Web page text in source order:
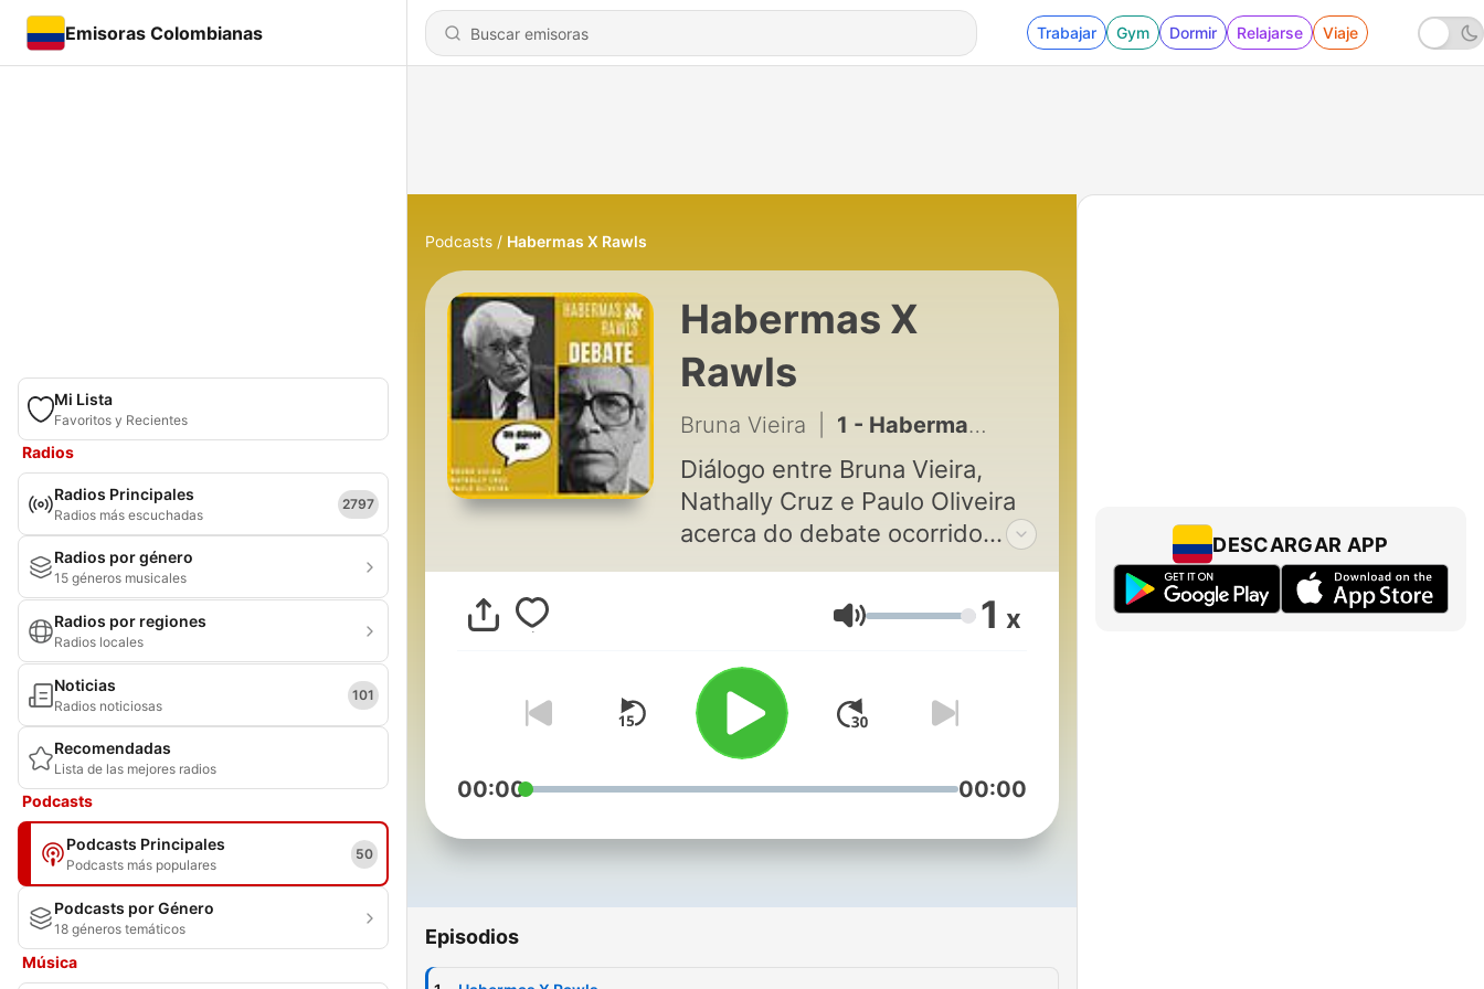
Emisoras Colombianas Trabajar Gym Dormir Relajarse Viaje
Mi Lista
Favoritos y Recientes
Radios
Radios Principales
Radios más escuchadas
2797
Radios por género
15 géneros musicales
Radios por regiones
Radios locales
Noticias
Radios noticiosas
101
Recomendadas
Lista de las mejores radios
Podcasts
Podcasts Principales
Podcasts más populares
50
Podcasts por Género
18 géneros temáticos
Música
Podcasts Habermas X Rawls
Habermas X
Rawls
Bruna Vieira 1 - Habermas X Rawls
Diálogo entre Bruna Vieira,
Nathally Cruz e Paulo Oliveira
acerca do debate ocorrido
entre Habermas e Rawls no
“journal of philosophy”
Volumen 1 x
00:00 00:00
Episodios
DESCARGAR APP